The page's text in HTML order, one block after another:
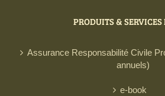
PRODUITS &
Assurance Responsabilité Civile
annuels)
e-book